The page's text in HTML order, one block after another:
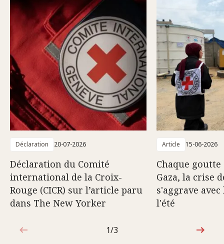
Déclaration 20-07-2026
Déclaration du Comité
international de la Croix-
Rouge (CICR) sur l’article paru
dans The New Yorker
Article 15-06-2026
Chaque goutte
Gaza, la crise
s'aggrave
l'été
1sur3
1/3